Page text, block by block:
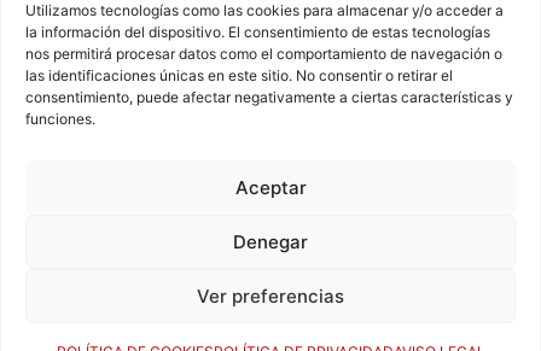
Utilizamos tecnologías como las cookies para almacenar y/o acceder a
la información del dispositivo. El consentimiento de estas tecnologías
nos permitirá procesar datos como el comportamiento de navegación o
las identificaciones únicas en este sitio. No consentir o retirar el
consentimiento, puede afectar negativamente a ciertas características y
funciones.
Aceptar
Denegar
Ver preferencias
VIDEOCONFERENCIAS
POLÍTICA DE PRIVACIDAD
CONTACTO
© FEDERACIÓN ESPAÑOLA DE RUGBY 2023.